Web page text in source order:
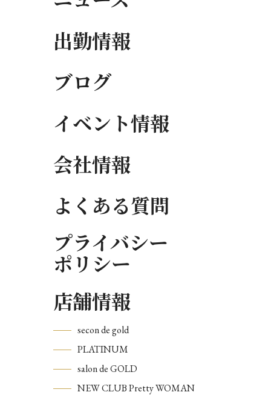
出勤情報
ブログ
イベント情報
会社情報
よくある質問
プライバシー
ポリシー
店舗情報
secon de gold
PLATINUM
salon de GOLD
NEW CLUB Pretty WOMAN